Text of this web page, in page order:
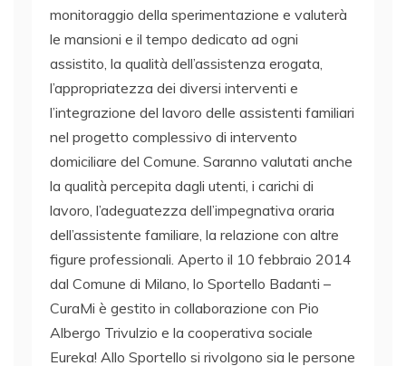
monitoraggio della sperimentazione e valuterà
le mansioni e il tempo dedicato ad ogni
assistito, la qualità dell’assistenza erogata,
l’appropriatezza dei diversi interventi e
l’integrazione del lavoro delle assistenti familiari
nel progetto complessivo di intervento
domiciliare del Comune. Saranno valutati anche
la qualità percepita dagli utenti, i carichi di
lavoro, l’adeguatezza dell’impegnativa oraria
dell’assistente familiare, la relazione con altre
figure professionali. Aperto il 10 febbraio 2014
dal Comune di Milano, lo Sportello Badanti –
CuraMi è gestito in collaborazione con Pio
Albergo Trivulzio e la cooperativa sociale
Eureka! Allo Sportello si rivolgono sia le persone